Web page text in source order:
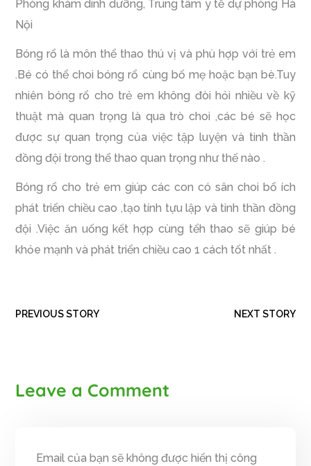
Phòng khám dinh dưỡng, Trung tâm y tế dự phòng Hà
Nội
Bóng rổ là môn thể thao thú vị và phù hợp với trẻ em
.Bé có thể choi bóng rổ cùng bố mẹ hoặc bạn bè.Tuy
nhiên bóng rổ cho trẻ em không đòi hỏi nhiều về kỹ
thuật mà quan trọng là qua trò choi ,các bé sẽ học
được sự quan trọng của việc tập luyện và tinh thần
đồng đội trong thể thao quan trọng như thế nào .
Bóng rổ cho trẻ em giúp các con có sân choi bổ ích
phát triển chiều cao ,tạo tính tựu lập và tinh thần đồng
đội .Việc ăn uống kết hợp cùng tểh thao sẽ giúp bé
khỏe mạnh và phát triển chiều cao 1 cách tốt nhất .
PREVIOUS STORY NEXT STORY
Leave a Comment
Email của bạn sẽ không được hiển thị công